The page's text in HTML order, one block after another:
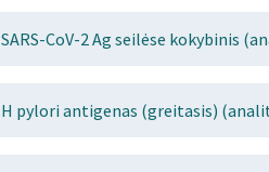
SARS-CoV-2 Ag seilėse kokybinis
H pylori antigenas (greitasis)